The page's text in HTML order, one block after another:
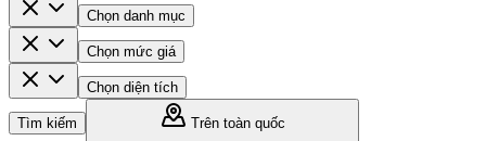
Chọn danh mục
Chọn mức giá
Chọn diện tích
Tìm kiếm
Trên toàn quốc